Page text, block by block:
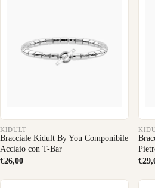
KIDULT
Bracciale Kidult By You Componibile
Acciaio con T-Bar
€26,00